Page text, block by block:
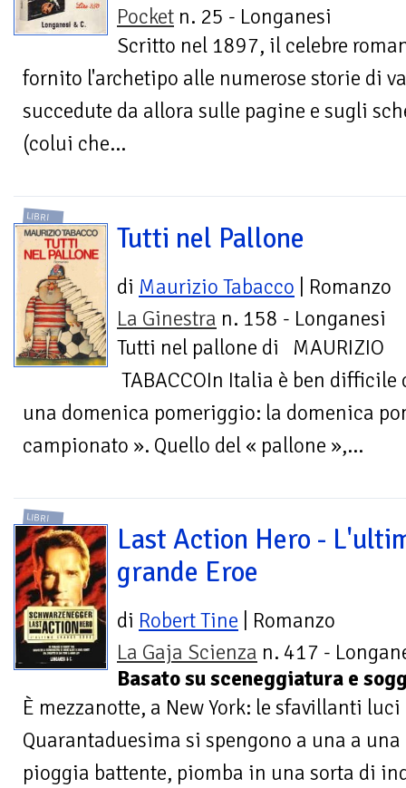
Pocket n. 25 - Longanesi
Scritto nel 1897, il celebre
fornito l'archetipo alle numerose storie di
succedute da allora sulle pagine e sugli
(colui che...
LIBRI
Tutti nel Pallone
di Maurizio Tabacco | Romanzo
La Ginestra n. 158 - Longanesi
Tutti nel pallone di MAURIZIO
TABACCOIn Italia è ben
una domenica pomeriggio: la domenica
campionato ». Quello del « pallone »,...
LIBRI
Last Action Hero -
grande Eroe
di Robert Tine | Romanzo
La Gaja Scienza n. 417 -
Basato su sceneggiatura e
È mezzanotte, a New York: le sfavillanti
Quarantaduesima si spengono a una a
pioggia battente, piomba in una sorta di